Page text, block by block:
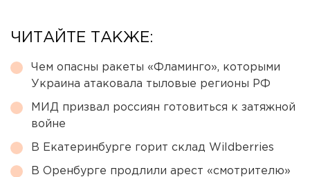
ЧИТАЙТЕ ТАКЖЕ:
Чем опасны ракеты «Фламинго», которыми
Украина атаковала тыловые регионы РФ
МИД призвал россиян готовиться к затяжной
войне
В Екатеринбурге горит склад Wildberries
В Оренбурге продлили арест «смотрителю»